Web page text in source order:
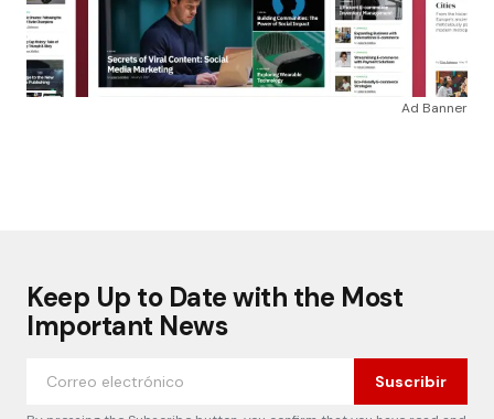
Ad Banner
Keep Up to Date with the Most
Important News
Suscribir